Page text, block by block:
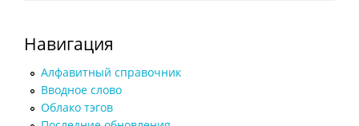
Навигация
Алфавитный справочник
Вводное слово
Облако тэгов